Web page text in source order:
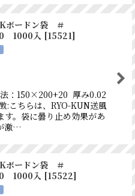
ボードン袋 ＃
1000入 [15521]
：150×200+20 厚み0.02
ちらは、RYO-KUN送風
す。袋に曇り止め効果があ
激…
ボードン袋 ＃
1000入 [15522]